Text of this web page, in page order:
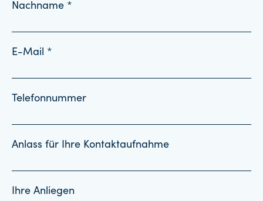
Nachname *
E-Mail *
Telefonnummer
Anlass für Ihre Kontaktaufnahme
Ihre Anliegen